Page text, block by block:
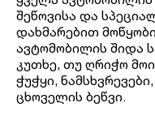
შეწოვისა და
დახმარებით
ავტომობილის შიდა
კუთხე, თუ ღრიჭო
ჭუჭყი,
ცხოველის ბეწვი.